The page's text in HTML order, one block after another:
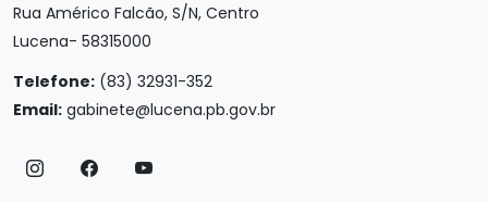
Rua Américo Falcão, S/N, Centro
Lucena- 58315000
Telefone: (83) 32931-352
Email: gabinete@lucena.pb.gov.br